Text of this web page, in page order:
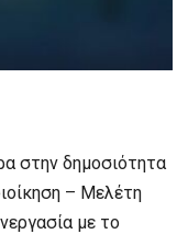
στην δημοσιότητα
– Μελέτη
με το